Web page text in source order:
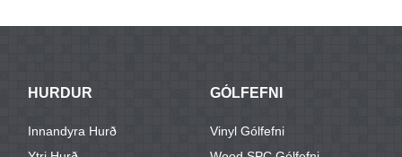
HURDUR
Innandyra Hurð
GÓLFEFNI
Vinyl Gólfefni